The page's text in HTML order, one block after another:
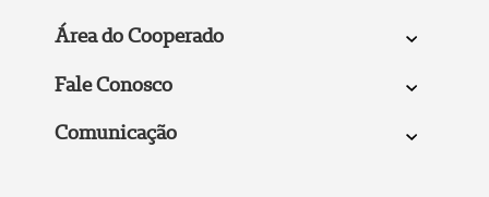
Área do Cooperado
Fale Conosco
Comunicação